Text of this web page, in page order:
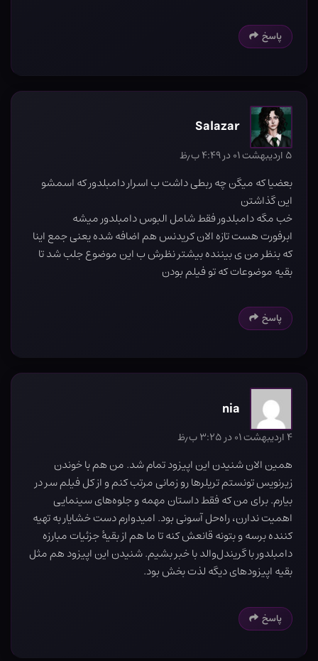
پاسخ
Salazar
۵ اردیبهشت ۰۱ در ۴:۴۹ ب٫ظ
بعضیا که میگن چه ربطی داشت ب اسرار دامبلدور که اسمشو
این گذاشتن
خب مگه دامبلدور فقط شامل البوس دامبلدور میشه
ابرفورت هست تازه الان کریدنس هم اضافه شده یعنی جمع اینا
که بنظر من ی بیننده بیشتر نظرش ب این موضوع جلب شد تا
بقیه موضوعات که تو فیلم بودن
پاسخ
nia
۴ اردیبهشت ۰۱ در ۳:۲۵ ب٫ظ
همین الان شنیدن این اپیزود تمام شد. من هم با خوندن
زیرنویس تونستم تریلرها رو زمانی مرتب کنم و از کل فیلم سر در
بیارم. برای من که فقط داستان مهمه و جلوه‌های سینمایی
اهمیت ندارن، راه‌حل آسونی بود. امیدوارم دست خشایار به تهیه
کننده برسه و بتونه قانعش کنه تا ما هم از بقیهٔ جزئیات مبارزه
دامبلدور با گریندل‌والد با خبر بشیم. شنیدن این اپیزود هم مثل
بقیه اپیزودهای دیگه لذت بخش بود.
پاسخ